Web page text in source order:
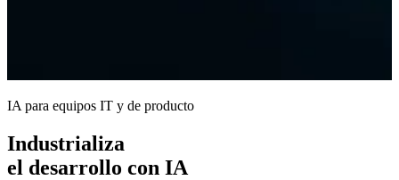
IA para equipos IT y de producto
Industrializa
el desarrollo con IA